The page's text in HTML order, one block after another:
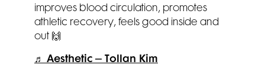
improves blood circulation, promotes
athletic recovery, feels good inside and
out 🙌
♬ Aesthetic – Tollan Kim